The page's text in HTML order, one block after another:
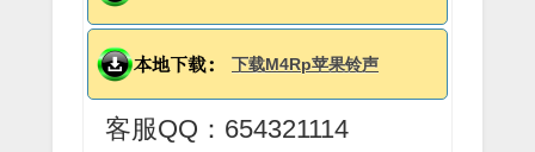
下载M4Rp苹果铃声
客服QQ：654321114